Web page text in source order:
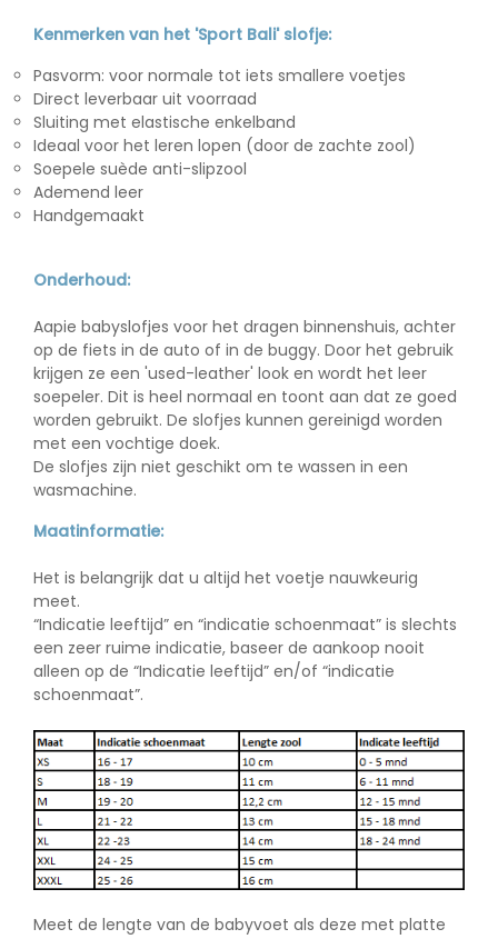
Kenmerken van het 'Sport Bali' slofje:
Pasvorm: voor normale tot iets smallere voetjes
Direct leverbaar uit voorraad
Sluiting met elastische enkelband
Ideaal voor het leren lopen (door de zachte zool)
Soepele suède anti-slipzool
Ademend leer
Handgemaakt
Onderhoud:
Aapie babyslofjes voor het dragen binnenshuis, achter
op de fiets in de auto of in de buggy. Door het gebruik
krijgen ze een 'used-leather' look en wordt het leer
soepeler. Dit is heel normaal en toont aan dat ze goed
worden gebruikt. De slofjes kunnen gereinigd worden
met een vochtige doek.
De slofjes zijn niet geschikt om te wassen in een
wasmachine.
Maatinformatie:
Het is belangrijk dat u altijd het voetje nauwkeurig
meet.
“Indicatie leeftijd” en “indicatie schoenmaat” is slechts
een zeer ruime indicatie, baseer de aankoop nooit
alleen op de “Indicatie leeftijd” en/of “indicatie
schoenmaat”.
Meet de lengte van de babyvoet als deze met platte